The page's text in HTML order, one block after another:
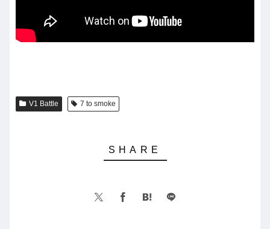
V1 Battle 7 to smoke